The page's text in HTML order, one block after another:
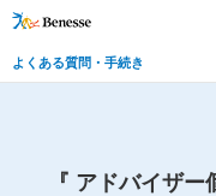
よくある質問・手続き
登録情報の変更・各
『 アドバイザ